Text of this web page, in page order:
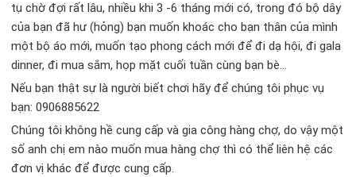
tụ chờ đợi rất lâu, nhiều khi 3 -6 tháng mới có, trong đó bộ dây
của bạn đã hư (hỏng) bạn muốn khoác cho bạn thân của mình
một bộ áo mới, muốn tạo phong cách mới để đi dạ hội, đi gala
dinner, đi mua sắm, họp mặt cuối tuần cùng bạn bè…
Nếu bạn thật sự là người biết chơi hãy để chúng tôi phục vụ
bạn: 0906885622
Chúng tôi không hề cung cấp và gia công hàng chợ, do vậy một
số anh chị em nào muốn mua hàng chợ thì có thể liên hệ các
đơn vị khác để được cung cấp.